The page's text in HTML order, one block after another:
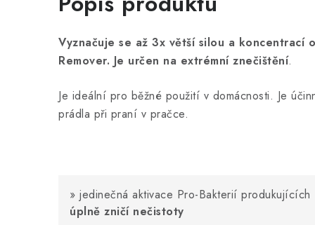
Vyznačuje se až 3x větší silou a
Remover. Je určen na extrémní znečištění.
Je ideální pro běžné použití v domácnosti. Je
prádla při praní v pračce.
» jedinečná aktivace Pro-Bakterií produkujících
úplně zničí nečistoty